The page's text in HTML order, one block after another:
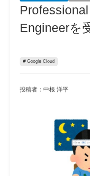
Engineerを
# Google Cloud
投稿者：中根 洋平